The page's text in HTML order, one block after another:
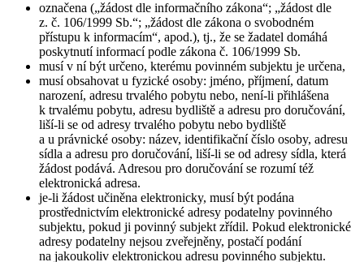
označena („žádost dle informačního zákona“; „žádost dle
z. č. 106/1999 Sb.“; „žádost dle zákona o svobodném
přístupu k informacím“, apod.), tj., že se žadatel domáhá
poskytnutí informací podle zákona č. 106/1999 Sb.
musí v ní být určeno, kterému povinném subjektu je určena,
musí obsahovat u fyzické osoby: jméno, příjmení, datum
narození, adresu trvalého pobytu nebo, není-li přihlášena
k trvalému pobytu, adresu bydliště a adresu pro doručování,
liší-li se od adresy trvalého pobytu nebo bydliště
a u právnické osoby: název, identifikační číslo osoby, adresu
sídla a adresu pro doručování, liší-li se od adresy sídla, která
žádost podává. Adresou pro doručování se rozumí též
elektronická adresa.
je-li žádost učiněna elektronicky, musí být podána
prostřednictvím elektronické adresy podatelny povinného
subjektu, pokud ji povinný subjekt zřídil. Pokud elektronické
adresy podatelny nejsou zveřejněny, postačí podání
na jakoukoliv elektronickou adresu povinného subjektu.